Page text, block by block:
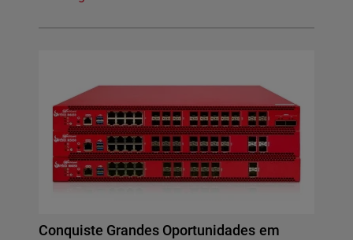
Conquiste Grandes Oportunidades em